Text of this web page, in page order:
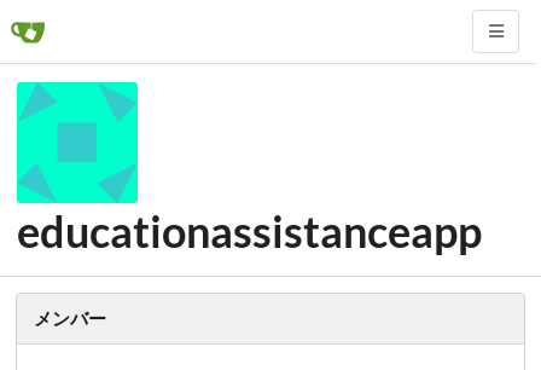
educationassistanceapp
メンバー